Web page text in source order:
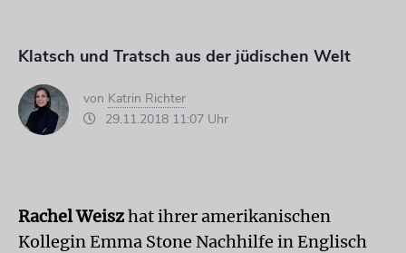
Klatsch und Tratsch aus der jüdischen Welt
von Katrin Richter
29.11.2018 11:07 Uhr
Rachel Weiszhat ihrer amerikanischen
Kollegin Emma Stone Nachhilfe in Englisch